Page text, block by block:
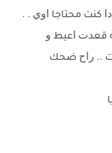
ﻛﻨﺖ ﻣﺤﺘﺎﺟﺎ ﺍﻭﻱ . .
ﻗﻌﺪﺕ ﺍﻋﻴﻂ ﻭ
.. ﺭﺍﺡ ﺿﺤﻚ